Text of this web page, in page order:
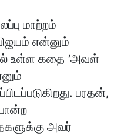
மாற்றம்
என்னும்
உள்ள கதை ‘அவள்
பரதன்,
அவர்